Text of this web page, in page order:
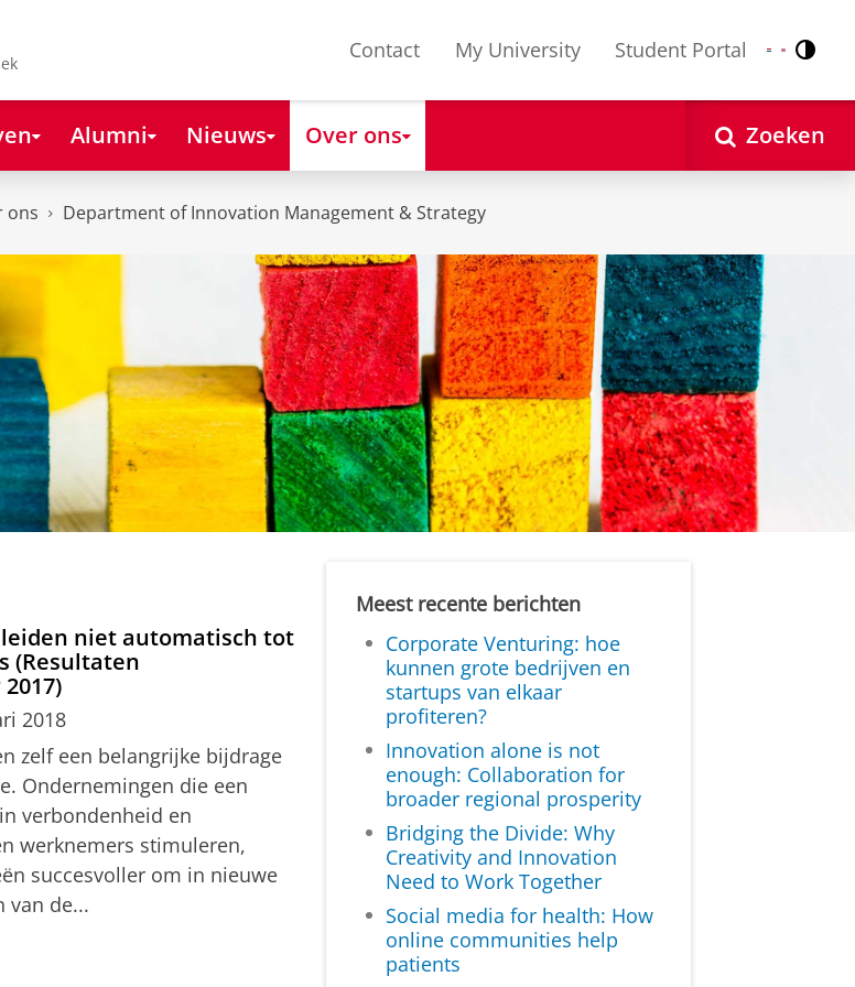
Contact My University Student Portal Nederlands
English
Alumni Nieuws Over ons Zoeken
ons Department of Innovation Management & Strategy
niet automatisch tot
(Resultaten
2018
zelf een belangrijke bijdrage
Ondernemingen die een
verbondenheid en
werknemers stimuleren,
succesvoller om in nieuwe
van de...
Meest recente berichten
Corporate Venturing: hoe
kunnen grote bedrijven en
startups van elkaar
profiteren?
Innovation alone is not
enough: Collaboration for
broader regional prosperity
Bridging the Divide: Why
Creativity and Innovation
Need to Work Together
Social media for health: How
online communities help
patients